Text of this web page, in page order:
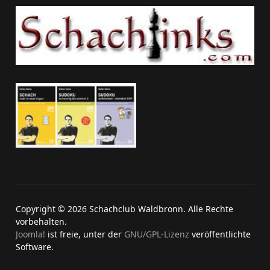
Copyright © 2026 Schachclub Waldbronn. Alle Rechte
vorbehalten.
Joomla! ist freie, unter der GNU/GPL-Lizenz veröffentlichte
Software.